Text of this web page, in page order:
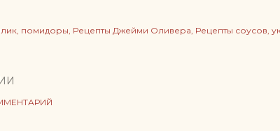
помидоры Рецепты Джейми Оливера Рецепты соусов